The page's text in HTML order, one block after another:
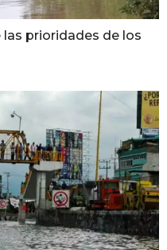
prioridades de los